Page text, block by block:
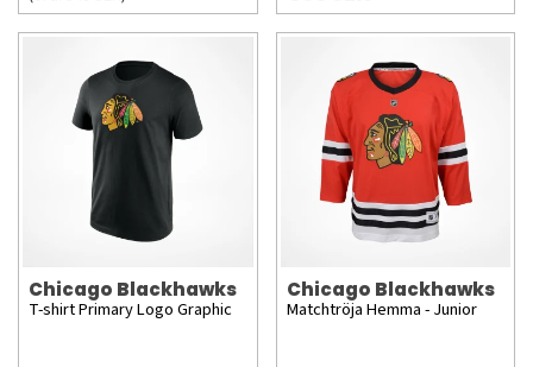
Chicago Blackhawks
T-shirt Primary Logo Graphic
Chicago Blackhawks
Matchtröja Hemma - Junior